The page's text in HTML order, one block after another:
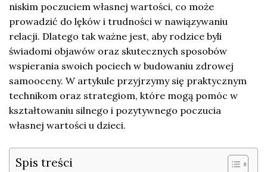
niskim poczuciem własnej wartości, co może
prowadzić do lęków i trudności w nawiązywaniu
relacji. Dlatego tak ważne jest, aby rodzice byli
świadomi objawów oraz skutecznych sposobów
wspierania swoich pociech w budowaniu zdrowej
samooceny. W artykule przyjrzymy się praktycznym
technikom oraz strategiom, które mogą pomóc w
kształtowaniu silnego i pozytywnego poczucia
własnej wartości u dzieci.
Spis treści